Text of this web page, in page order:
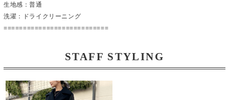
生地感：普通
洗濯：ドライクリーニング
===========================
STAFF STYLING